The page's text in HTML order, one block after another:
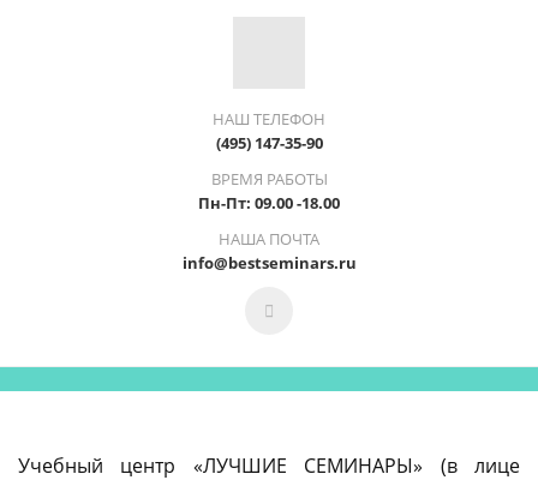
НАШ ТЕЛЕФОН
(495) 147-35-90
ВРЕМЯ РАБОТЫ
Пн-Пт: 09.00 -18.00
НАША ПОЧТА
info@bestseminars.ru
Учебный центр «ЛУЧШИЕ СЕМИНАРЫ» (в лице